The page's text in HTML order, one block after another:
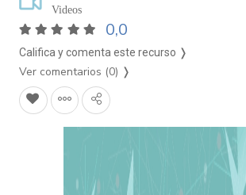
Videos
0,0
Califica y comenta este recurso ❭
Ver comentarios (0) ❭